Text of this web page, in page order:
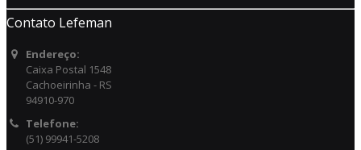
Contato Lefeman
Endereço:
Caixa Postal 1548
Cachoeirinha - RS
94910-970
Telefone:
(51) 99941-5208